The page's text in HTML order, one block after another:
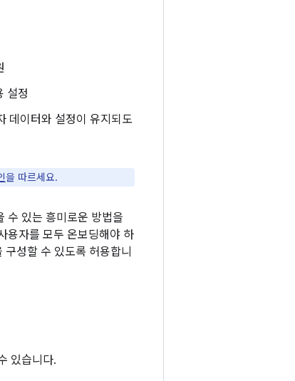
설정
데이터와 설정이 유지되도
을 따르세요.
수 있는 흥미로운 방법을
용자를 모두 온보딩해야 하
성할 수 있도록 허용합니
있습니다.